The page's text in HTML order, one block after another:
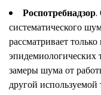
Роспотребнадзор.
систематического
рассматривает
эпидемиологических
замеры шума от
другой используемой